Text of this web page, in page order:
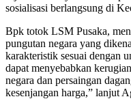
sosialisasi berlangsung di
Bpk totok LSM Pusaka,
pungutan negara yang
karakteristik sesuai dengan
dapat menyebabkan
negara dan persaingan
kesenjangan harga,” lanjut